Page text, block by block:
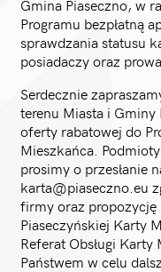
Gmina Piaseczno, w
Programu bezpłatną
sprawdzania statusu
posiadaczy oraz
Serdecznie
terenu Miasta i Gminy
oferty rabatowej do
Mieszkańca.
prosimy o przesłanie
karta@piaseczno.eu
firmy oraz propozycję
Piaseczyńskiej Karty
Referat Obsługi
Państwem w celu